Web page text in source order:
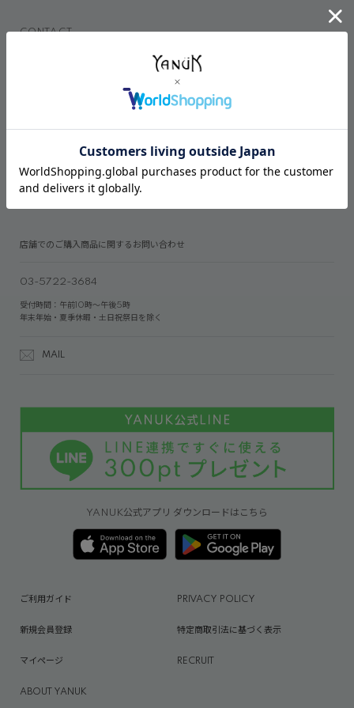
CONTACT
オンラインストアでのご購入に関するお問い合わせ
年末年始・夏季休暇・土日祝祭日を除く
MAIL
店舗でのご購入商品に関するお問い合わせ
03-5722-3684
受付時間：午前10時～午後5時
年末年始・夏季休暇・土日祝祭日を除く
MAIL
YANUK公式アプリ ダウンロードはこちら
ご利用ガイド PRIVACY POLICY
新規会員登録 特定商取引法に基づく表示
マイページ RECRUIT
ABOUT YANUK